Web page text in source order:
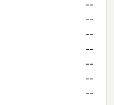
--
--
--
--
--
--
--